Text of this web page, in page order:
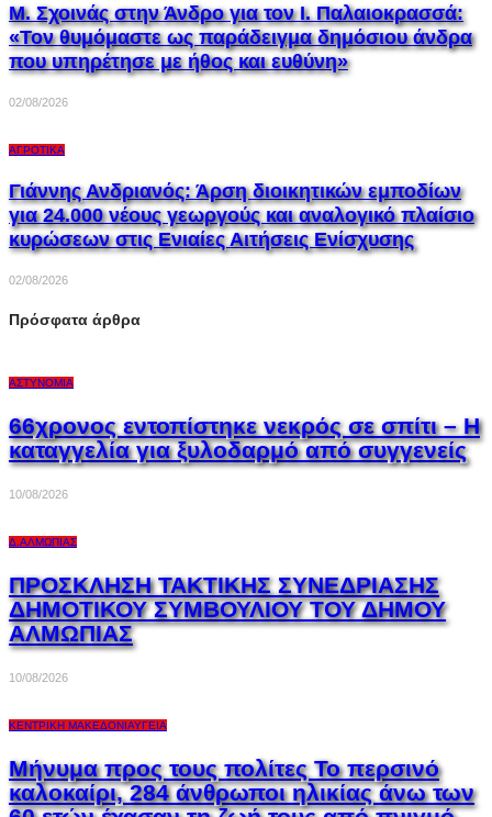
Μ. Σχοινάς στην Άνδρο για τον Ι. Παλαιοκρασσά:
«Τον θυμόμαστε ως παράδειγμα δημόσιου άνδρα
που υπηρέτησε με ήθος και ευθύνη»
02/08/2026
ΑΓΡΟΤΙΚΆ
Γιάννης Ανδριανός: Άρση διοικητικών εμποδίων
για 24.000 νέους γεωργούς και αναλογικό πλαίσιο
κυρώσεων στις Ενιαίες Αιτήσεις Ενίσχυσης
02/08/2026
Πρόσφατα άρθρα
ΑΣΤΥΝΟΜΊΑ
66χρονος εντοπίστηκε νεκρός σε σπίτι – Η
καταγγελία για ξυλοδαρμό από συγγενείς
10/08/2026
Δ.ΑΛΜΩΠΊΑΣ
ΠΡΟΣΚΛΗΣΗ ΤΑΚΤΙΚΗΣ ΣΥΝΕΔΡΙΑΣΗΣ
ΔΗΜΟΤΙΚΟΥ ΣΥΜΒΟΥΛΙΟΥ ΤΟΥ ΔΗΜΟΥ
ΑΛΜΩΠΙΑΣ
10/08/2026
ΚΕΝΤΡΙΚΉ ΜΑΚΕΔΟΝΊΑΥΓΕΊΑ
Μήνυμα προς τους πολίτες Το περσινό
καλοκαίρι, 284 άνθρωποι ηλικίας άνω των